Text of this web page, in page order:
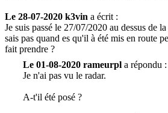
Le 28-07-2020 k3vin a écrit :
Je suis passé le 27/07/2020 au dessus de
sais pas quand es qu'il à été mis en route
fait prendre ?
Le 01-08-2020 rameurpl a répondu :
Je n'ai pas vu le radar.
A-t'il été posé ?